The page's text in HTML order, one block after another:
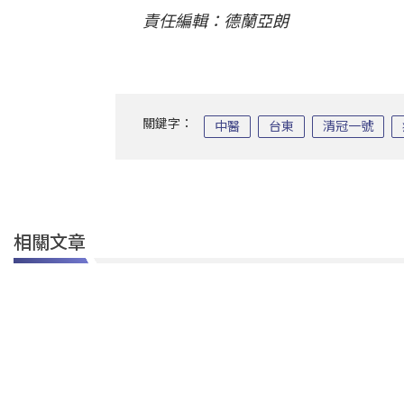
責任編輯：德蘭亞朗
關鍵字： 中醫 台東 清冠一號
相關文章